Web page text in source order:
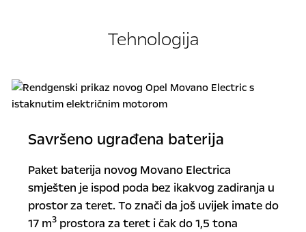
Tehnologija
Savršeno ugrađena baterija
Paket baterija novog Movano Electrica
smješten je ispod poda bez ikakvog zadiranja u
prostor za teret. To znači da još uvijek imate do
17 m3prostora za teret i čak do 1,5 tona